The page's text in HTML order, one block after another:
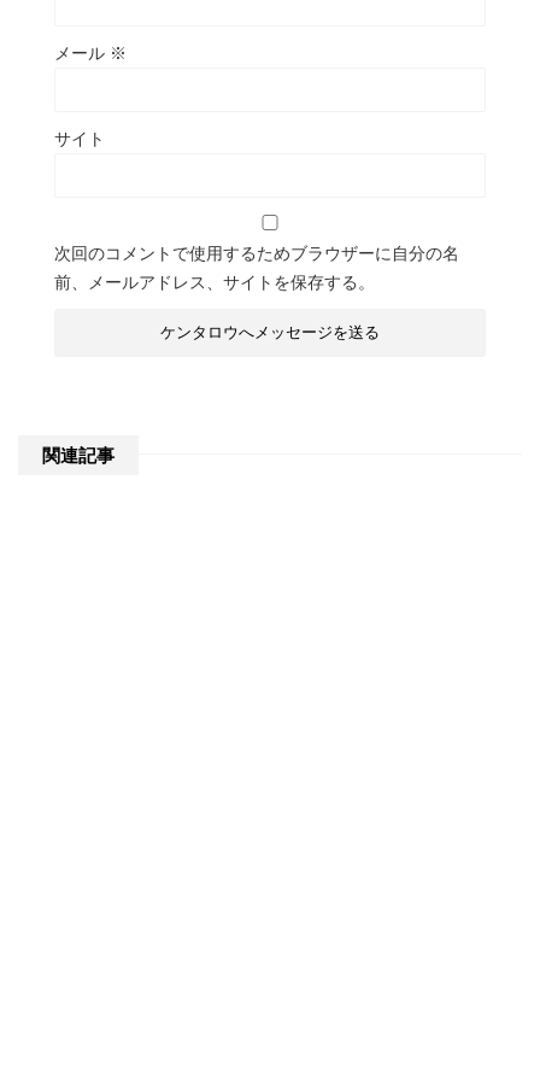
メール ※
サイト
次回のコメントで使用するためブラウザーに自分の名
前、メールアドレス、サイトを保存する。
関連記事